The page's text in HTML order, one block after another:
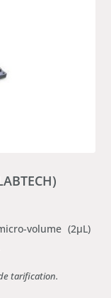
volume (2µL)
tarification.